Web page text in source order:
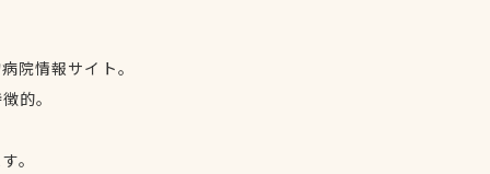
院情報サイト。
的。
。